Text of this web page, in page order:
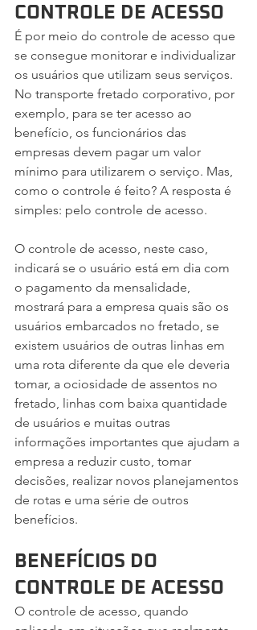
CONTROLE DE ACESSO
É por meio do controle de acesso que
se consegue monitorar e individualizar
os usuários que utilizam seus serviços.
No transporte fretado corporativo, por
exemplo, para se ter acesso ao
benefício, os funcionários das
empresas devem pagar um valor
mínimo para utilizarem o serviço. Mas,
como o controle é feito? A resposta é
simples: pelo controle de acesso.
O controle de acesso, neste caso,
indicará se o usuário está em dia com
o pagamento da mensalidade,
mostrará para a empresa quais são os
usuários embarcados no fretado, se
existem usuários de outras linhas em
uma rota diferente da que ele deveria
tomar, a ociosidade de assentos no
fretado, linhas com baixa quantidade
de usuários e muitas outras
informações importantes que ajudam a
empresa a reduzir custo, tomar
decisões, realizar novos planejamentos
de rotas e uma série de outros
benefícios.
BENEFÍCIOS DO
CONTROLE DE ACESSO
O controle de acesso, quando